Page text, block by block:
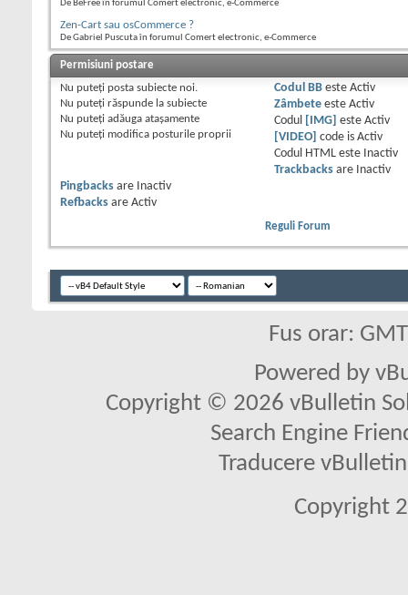
De BeFree în forumul Comert electronic, e-Commerce
Zen-Cart sau osCommerce ?
De Gabriel Puscuta în forumul Comert electronic, e-Commerce
Permisiuni postare
Nu puteţi posta subiecte noi.
Nu puteţi răspunde la subiecte
Nu puteţi adăuga ataşamente
Nu puteţi modifica posturile proprii
Codul BBeste Activ
Zâmbeteeste Activ
Codul
[IMG] este Activ
[VIDEO]
code is Activ
Codul HTML este
Inactiv
Trackbacksare
Inactiv
Pingbacks are
Inactiv
Refbacks are Activ
Reguli Forum
Fus orar:
Powered by
Copyright © 2026 vBulletin
Search Engine
Traducere
Copyright